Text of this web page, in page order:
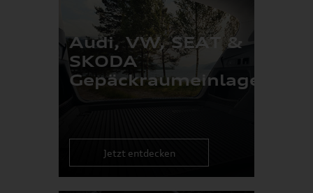
Audi, VW, SEAT &
SKODA
Gepäckraumeinlagen
Jetzt entdecken